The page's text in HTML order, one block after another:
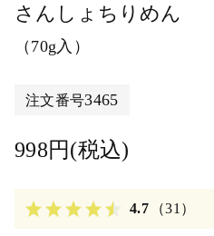
さんしょちりめん
（70g入）
注文番号3465
998円(税込)
4.7 （31）